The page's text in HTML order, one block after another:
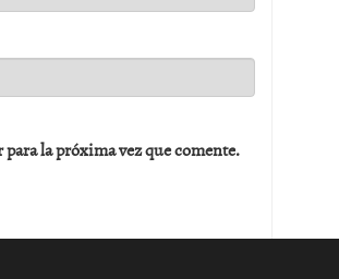
la próxima vez que comente.